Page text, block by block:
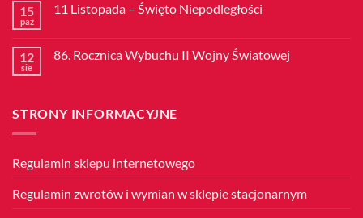
15
paź
11 Listopada – Święto Niepodległości
11
12
sie
86. Rocznica Wybuchu II Wojny Światowej
Rocznica
STRONY INFORMACYJNE
Regulamin sklepu internetowego
Regulamin zwrotów i wymian w sklepie stacjonarnym